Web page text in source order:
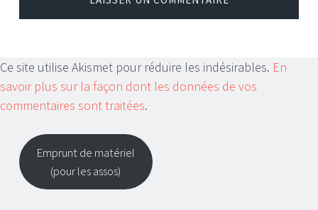
Ce site utilise Akismet pour réduire les indésirables. En
savoir plus sur la façon dont les données de vos
commentaires sont traitées.
Emprunt de matériel
(pour les assos)